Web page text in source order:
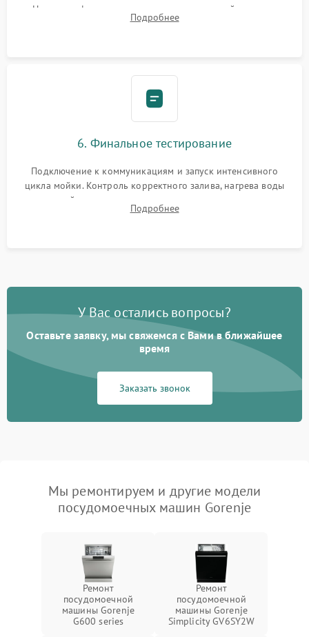
Надежная фиксация хомутов гидравлической системы,
сборка корпуса и установка датчика поплавка.
Подробнее
6. Финальное тестирование
Подключение к коммуникациям и запуск интенсивного
цикла мойки. Контроль корректного залива, нагрева воды
до нужной температуры, отсутствия посторонних шумов,
штатного слива и абсолютной сухости в поддоне.
Подробнее
У Вас остались вопросы?
Оставьте заявку, мы свяжемся с Вами в ближайшее
время
Заказать звонок
Мы ремонтируем и другие модели
посудомоечных машин Gorenje
Ремонт
посудомоечной
машины Gorenje
G600 series
Ремонт
посудомоечной
машины Gorenje
Simplicity GV6SY2W